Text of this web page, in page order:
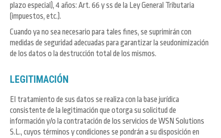
plazo especial), 4 años: Art. 66 y ss de la Ley General Tributaria
(impuestos, etc.).
Cuando ya no sea necesario para tales fines, se suprimirán con
medidas de seguridad adecuadas para garantizar la seudonimización
de los datos o la destrucción total de los mismos.
LEGITIMACIÓN
El tratamiento de sus datos se realiza con la base jurídica
consistente de la legitimación que otorga su solicitud de
información y/o la contratación de los servicios de WSN Solutions
S.L., cuyos términos y condiciones se pondrán a su disposición en